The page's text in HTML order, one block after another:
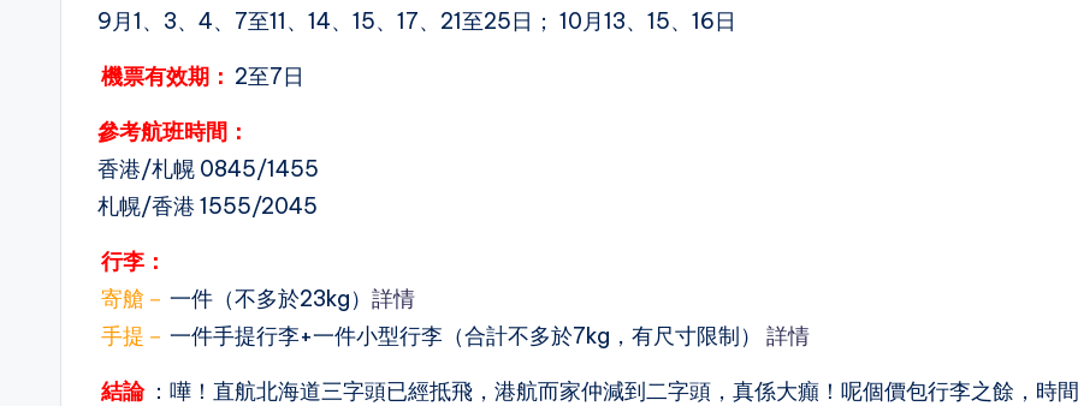
9月1、3、4、7至11、14、15、17、21至25日； 10月13、15、16日
機票有效期： 2至7日
參考航班時間：
香港/札幌 0845/1455
札幌/香港 1555/2045
行李：
寄艙－ 一件（不多於23kg） 詳情
手提－ 一件手提行李+一件小型行李（合計不多於7kg，有尺寸限制） 詳情
結論 ：嘩！直航北海道三字頭已經抵飛，港航而家仲減到二字頭，真係大癲！呢個價包行李之餘，時